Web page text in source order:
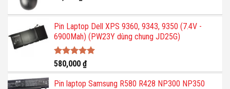
Pin Laptop Dell XPS 9360, 9343, 9350 (7.4V -
6900Mah) (PW23Y dùng chung JD25G)
Được xếp
hạng5.00
5 sao
580,000 ₫
Pin laptop Samsung R580 R428 NP300 NP350